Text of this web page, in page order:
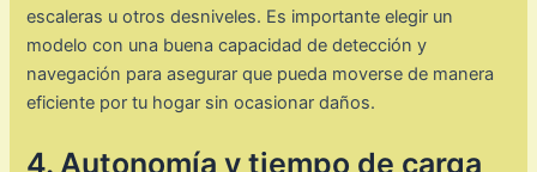
escaleras u otros desniveles. Es importante elegir un
modelo con una buena capacidad de detección y
navegación para asegurar que pueda moverse de manera
eficiente por tu hogar sin ocasionar daños.
4. Autonomía y tiempo de carga